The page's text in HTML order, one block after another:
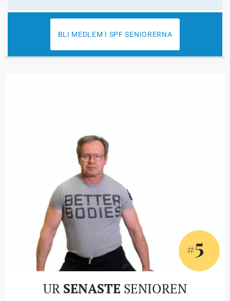
BLI MEDLEM I SPF SENIORERNA
#5
UR SENASTE SENIOREN